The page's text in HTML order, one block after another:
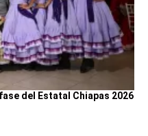
del Estatal Chiapas 2026